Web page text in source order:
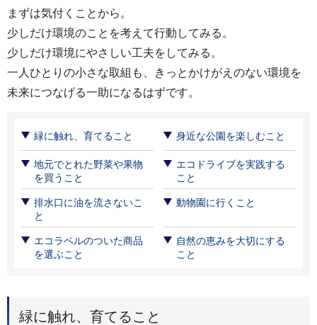
まずは気付くことから。
少しだけ環境のことを考えて行動してみる。
少しだけ環境にやさしい工夫をしてみる。
一人ひとりの小さな取組も、きっとかけがえのない環境を
未来につなげる一助になるはずです。
緑に触れ、育てること 身近な公園を楽しむこと
地元でとれた野菜や果物
を買うこと
エコドライブを実践する
こと
排水口に油を流さないこ
と
動物園に行くこと
エコラベルのついた商品
を選ぶこと
自然の恵みを大切にする
こと
緑に触れ、育てること